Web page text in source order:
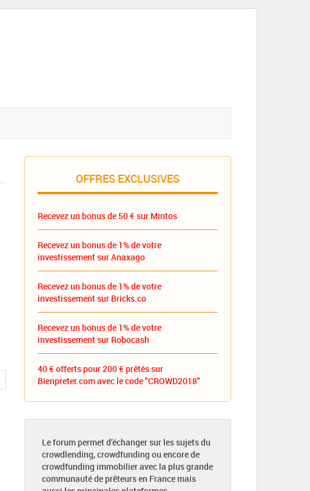
OFFRES EXCLUSIVES
Recevez un bonus de 50 € sur Mintos
Recevez un bonus de 1% de votre
investissement sur Anaxago
Recevez un bonus de 1% de votre
investissement sur Bricks.co
Recevez un bonus de 1% de votre
investissement sur Robocash
40 € offerts pour 200 € prêtés sur
Bienpreter.com avec le code "CROWD2018"
Le forum permet d’échanger sur les sujets du
crowdlending, crowdfunding ou encore de
crowdfunding immobilier avec la plus grande
communauté de prêteurs en France mais